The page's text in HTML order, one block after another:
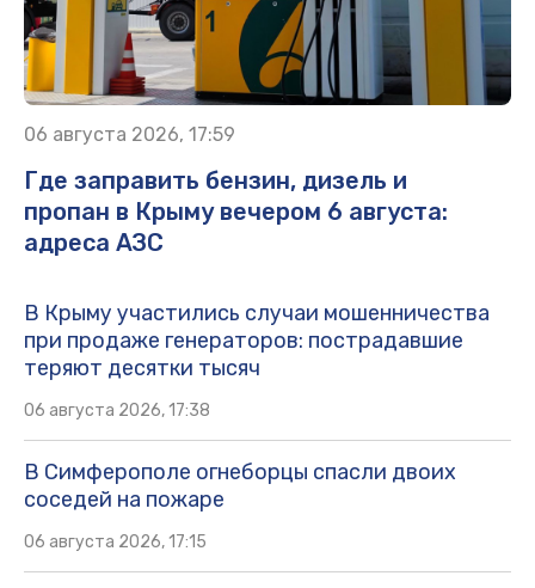
06 августа 2026, 17:59
Где заправить бензин, дизель и
пропан в Крыму вечером 6 августа:
адреса АЗС
В Крыму участились случаи мошенничества
при продаже генераторов: пострадавшие
теряют десятки тысяч
06 августа 2026, 17:38
В Симферополе огнеборцы спасли двоих
соседей на пожаре
06 августа 2026, 17:15